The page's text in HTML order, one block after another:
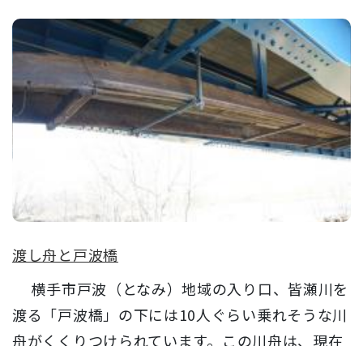
渡し舟と戸波橋
横手市戸波（となみ）地域の入り口、皆瀬川を
渡る「戸波橋」の下には10人ぐらい乗れそうな川
舟がくくりつけられています。この川舟は、現在